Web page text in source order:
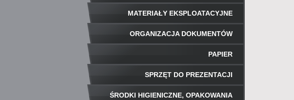
MATERIAŁY EKSPLOATACYJNE
ORGANIZACJA DOKUMENTÓW
PAPIER
SPRZĘT DO PREZENTACJI
ŚRODKI HIGIENICZNE, OPAKOWANIA